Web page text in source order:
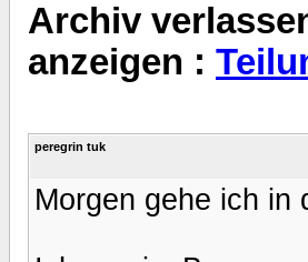
Archiv
anzeigen :
peregrin tuk
Morgen gehe ich in